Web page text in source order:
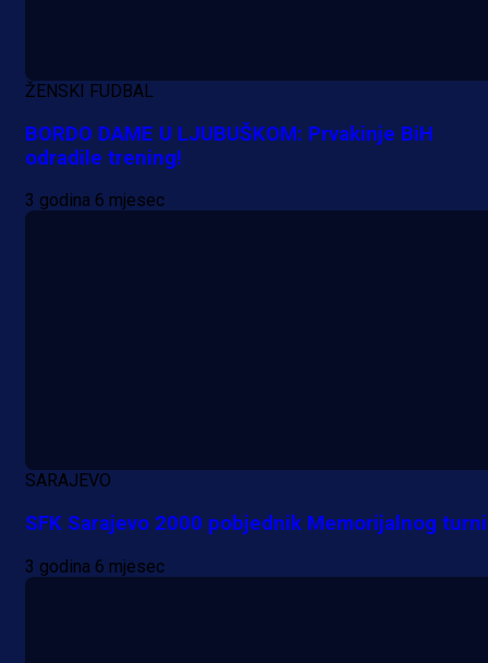
A Selekcija
Da li je selektor zadovoljan: Evo
je Barbarez rekao o transferu
Alajbegovića u Juventus!
ŽENSKI FUDBAL
BORDO DAME U LJUBUŠKOM: Prvakinje BiH
odradile trening!
3 godina 6 mjesec
SARAJEVO
SFK Sarajevo 2000 pobjednik Memorijalnog
3 godina 6 mjesec